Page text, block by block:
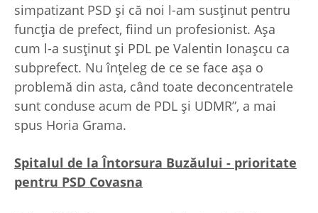
simpatizant PSD și că noi l-am susținut pentru
funcția de prefect, fiind un profesionist. Așa
cum l-a susținut și PDL pe Valentin Ionașcu ca
subprefect. Nu înțeleg de ce se face așa o
problemă din asta, când toate deconcentratele
sunt conduse acum de PDL și UDMR”, a mai
spus Horia Grama.
Spitalul de la Întorsura Buzăului - prioritate
pentru PSD Covasna